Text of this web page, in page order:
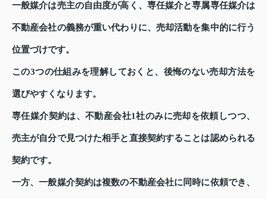
一般媒介は売主の自由度が高く、専任媒介と専属専任媒介は
不動産会社の義務が重い代わりに、売却活動を集中的に行う
位置づけです。
この3つの仕組みを理解しておくと、後悔のない売却方法を
選びやすくなります。
専任媒介契約は、不動産会社1社のみに売却を依頼しつつ、
売主が自分で見つけた相手と直接契約することは認められる
契約です。
一方、一般媒介契約は複数の不動産会社に同時に依頼でき、